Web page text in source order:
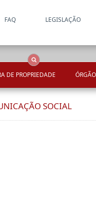
FAQ LEGISLAÇÃO
DE PROPRIEDADE
SOCIAL